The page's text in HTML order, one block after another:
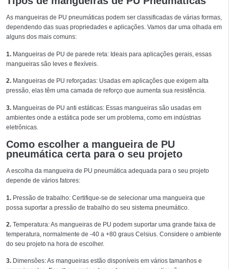
As mangueiras de PU pneumáticas podem ser classificadas de várias formas,
dependendo das suas propriedades e aplicações. Vamos dar uma olhada em
alguns dos mais comuns:
1. Mangueiras de PU de parede reta: Ideais para aplicações gerais, essas
mangueiras são leves e flexíveis.
2. Mangueiras de PU reforçadas: Usadas em aplicações que exigem alta
pressão, elas têm uma camada de reforço que aumenta sua resistência.
3. Mangueiras de PU anti estáticas: Essas mangueiras são usadas em
ambientes onde a estática pode ser um problema, como em indústrias
eletrônicas.
Como escolher a mangueira de PU
pneumática certa para o seu projeto
A escolha da mangueira de PU pneumática adequada para o seu projeto
depende de vários fatores:
1. Pressão de trabalho: Certifique-se de selecionar uma mangueira que
possa suportar a pressão de trabalho do seu sistema pneumático.
2. Temperatura: As mangueiras de PU podem suportar uma grande faixa de
temperatura, normalmente de -40 a +80 graus Celsius. Considere o ambiente
do seu projeto na hora de escolher.
3. Dimensões: As mangueiras estão disponíveis em vários tamanhos e